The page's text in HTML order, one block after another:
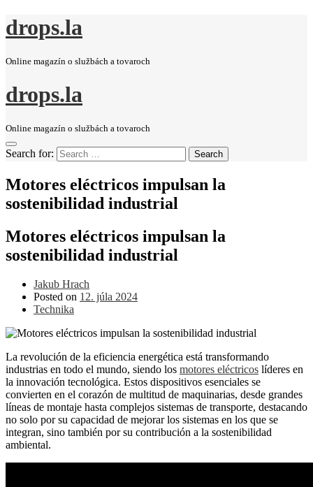
drops.la
Online magazín o službách a tovaroch
drops.la
Online magazín o službách a tovaroch
Search for: Search
Motores eléctricos impulsan la
sostenibilidad industrial
Motores eléctricos impulsan la
sostenibilidad industrial
Jakub Hrach
Posted on 12. júla 2024
Technika
La revolución de la eficiencia energética está transformando
industrias en todo el mundo, siendo los motores eléctricos líderes en
la innovación tecnológica. Estos dispositivos esenciales se
convierten en el corazón de multitud de maquinarias, desde grandes
líneas de montaje hasta complejos sistemas de transporte, destacando
no solo por su capacidad de mejorar los sistemas en los que se
integran, sino también por su contribución a la sostenibilidad
ambiental.